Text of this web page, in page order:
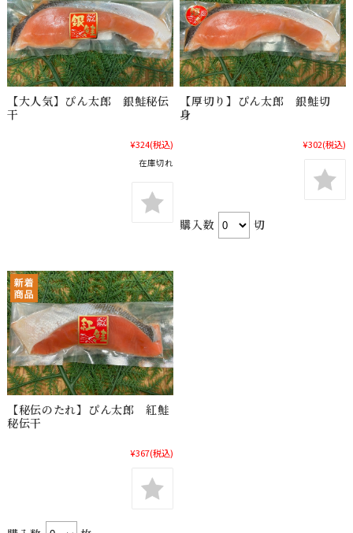
【大人気】ぴん太郎 銀鮭秘伝
干
¥324(税込)
在庫切れ
【厚切り】ぴん太郎 銀鮭切
身
¥302(税込)
購入数 切
【秘伝のたれ】ぴん太郎 紅鮭
秘伝干
¥367(税込)